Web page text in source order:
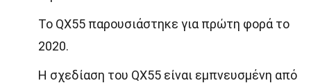
Το QX55 παρουσιάστηκε για πρώτη φορά το
2020.
Η σχεδίαση του QX55 είναι εμπνευσμένη από